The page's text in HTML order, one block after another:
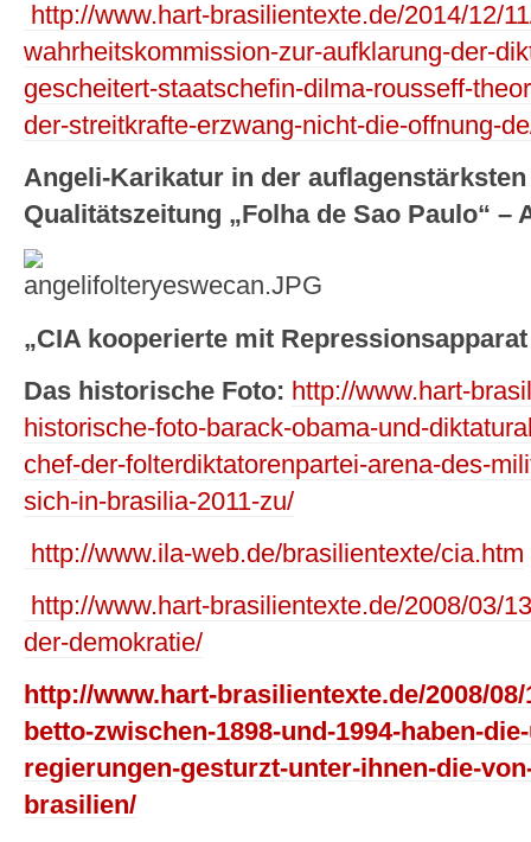
http://www.hart-brasilientexte.de/2014/12/
wahrheitskommission-zur-aufklarung-der-
gescheitert-staatschefin-dilma-rousseff-
der-streitkrafte-erzwang-nicht-die-offnung-
Angeli-Karikatur in der
Qualitätszeitung „Folha de Sao Paulo“ –
„CIA kooperierte mit
Das historische Foto: http://www.hart-
historische-foto-barack-obama-und-
chef-der-folterdiktatorenpartei-arena-des-
sich-in-brasilia-2011-zu/
http://www.ila-web.de/brasilientexte/cia.htm
http://www.hart-brasilientexte.de/2008/03/
der-demokratie/
http://www.hart-brasilientexte.de/2008/
betto-zwischen-1898-und-1994-haben-
regierungen-gesturzt-unter-ihnen-die-
brasilien/